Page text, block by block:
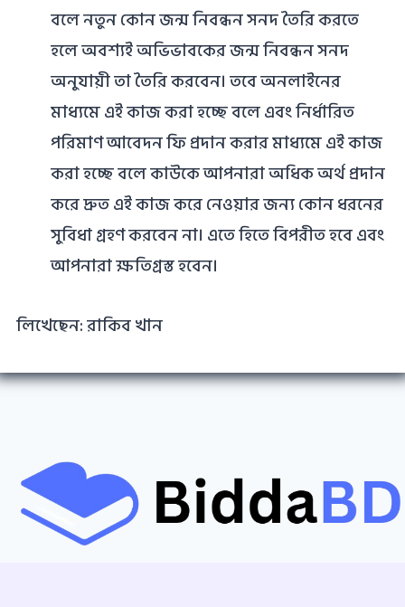
বলে নতুন কোন জন্ম নিবন্ধন সনদ তৈরি করতে
হলে অবশ্যই অভিভাবকের জন্ম নিবন্ধন সনদ
অনুযায়ী তা তৈরি করবেন। তবে অনলাইনের
মাধ্যমে এই কাজ করা হচ্ছে বলে এবং নির্ধারিত
পরিমাণ আবেদন ফি প্রদান করার মাধ্যমে এই কাজ
করা হচ্ছে বলে কাউকে আপনারা অধিক অর্থ প্রদান
করে দ্রুত এই কাজ করে নেওয়ার জন্য কোন ধরনের
সুবিধা গ্রহণ করবেন না। এতে হিতে বিপরীত হবে এবং
আপনারা ক্ষতিগ্রস্ত হবেন।
লিখেছেন: রাকিব খান